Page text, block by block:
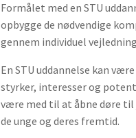
Formålet med en STU
opbygge de nødvendige
gennem individuel
En STU uddannelse kan
styrker, interesser og
være med til at åbne døre til
de unge og deres fremtid.